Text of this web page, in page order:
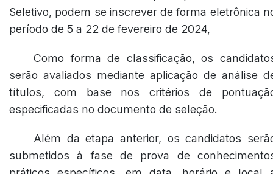
Seletivo, podem se inscrever de forma eletrônica
período de 5 a 22 de fevereiro de 2024,
Como forma de classificação, os
serão avaliados mediante aplicação de análise
títulos, com base nos critérios de
especificadas no documento de seleção.
Além da etapa anterior, os candidatos
submetidos à fase de prova de